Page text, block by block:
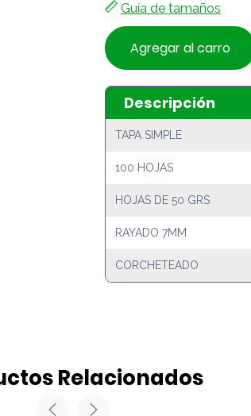
Guía de tamaños
Agregar al carro
Descripción
TAPA SIMPLE
100 HOJAS
HOJAS DE 50 GRS
RAYADO 7MM
CORCHETEADO
Relacionados